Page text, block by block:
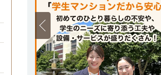
翌春に入居可能な部屋が出揃います👀
この部屋情報を事前エントリーされた方
ち早くお伝えすることで、
ご希望条件の部屋を早期に申込むことが